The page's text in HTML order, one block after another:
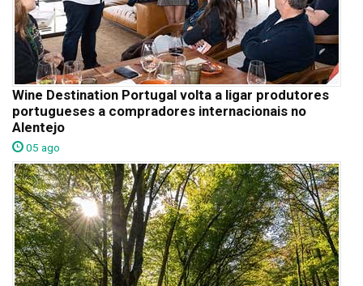
Wine Destination Portugal volta a ligar produtores
portugueses a compradores internacionais no
Alentejo
05 ago